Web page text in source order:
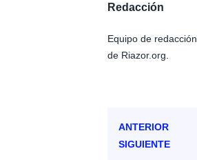
Redacción
Equipo de redacción
de Riazor.org.
ANTERIOR
SIGUIENTE